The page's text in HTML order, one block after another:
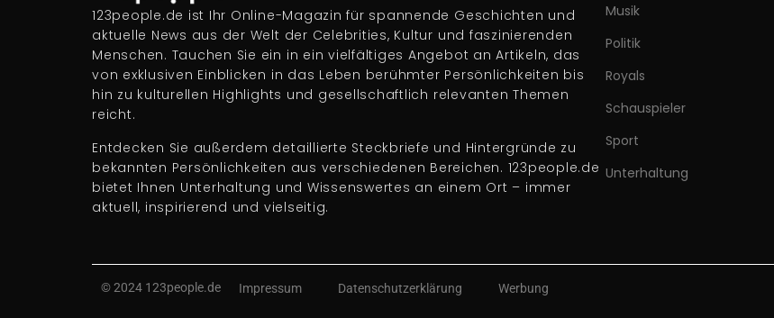
123people.de ist Ihr Online-Magazin für spannende Geschichten und
aktuelle News aus der Welt der Celebrities, Kultur und faszinierenden
Menschen. Tauchen Sie ein in ein vielfältiges Angebot an Artikeln, das
von exklusiven Einblicken in das Leben berühmter Persönlichkeiten bis
hin zu kulturellen Highlights und gesellschaftlich relevanten Themen
reicht.
Entdecken Sie außerdem detaillierte Steckbriefe und Hintergründe zu
bekannten Persönlichkeiten aus verschiedenen Bereichen. 123people.de
bietet Ihnen Unterhaltung und Wissenswertes an einem Ort – immer
aktuell, inspirierend und vielseitig.
Musik
Politik
Royals
Schauspieler
Sport
Unterhaltung
© 2024 123people.de Impressum Datenschutzerklärung Werbung